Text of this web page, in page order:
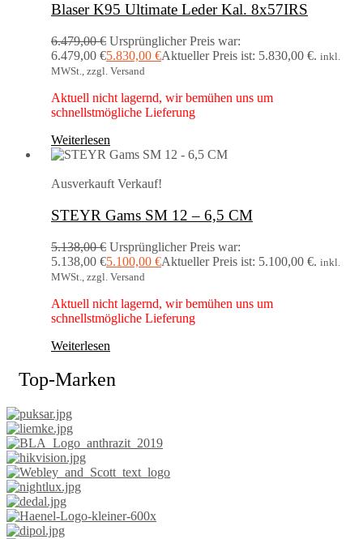
Blaser K95 Ultimate Leder Kal. 8x57IRS
6.479,00€ Ursprünglicher Preis war:
6.479,00 €5.830,00 €Aktueller Preis ist: 5.830,00 €. inkl.
MWSt., zzgl. Versand
Aktuell nicht lagernd, wir bemühen uns um
schnellstmögliche Lieferung
Weiterlesen
Ausverkauft Verkauf!
STEYR Gams SM 12 – 6,5 CM
5.138,00€ Ursprünglicher Preis war:
5.138,00 €5.100,00 €Aktueller Preis ist: 5.100,00 €. inkl.
MWSt., zzgl. Versand
Aktuell nicht lagernd, wir bemühen uns um
schnellstmögliche Lieferung
Weiterlesen
Top-Marken